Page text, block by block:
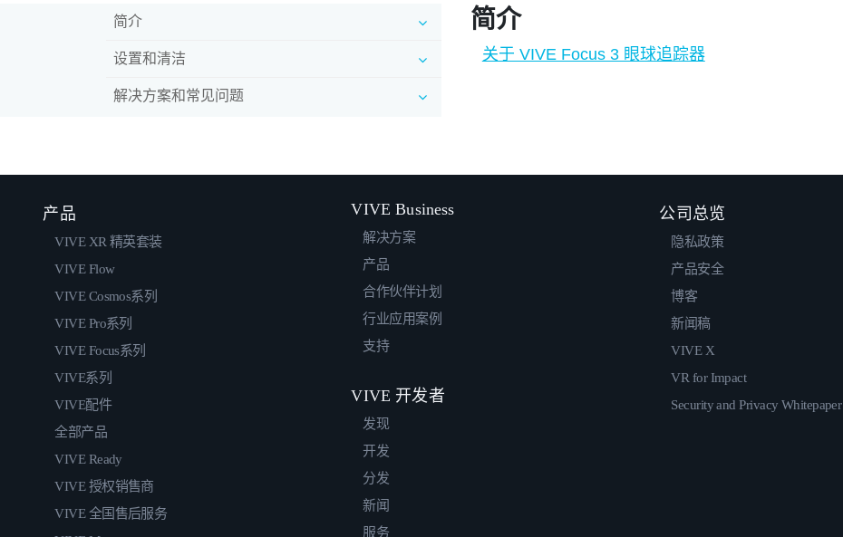
简介
设置和清洁
解决方案和常见问题
简介
关于 VIVE Focus 3 眼球追踪器
产品
VIVE XR 精英套装
VIVE Flow
VIVE Cosmos系列
VIVE Pro系列
VIVE Focus系列
VIVE系列
VIVE配件
全部产品
VIVE Ready
VIVE 授权销售商
VIVE 全国售后服务
VIVE Business
解决方案
产品
合作伙伴计划
行业应用案例
支持
VIVE 开发者
发现
开发
分发
新闻
服务
公司总览
隐私政策
产品安全
博客
新闻稿
VIVE X
VR for Impact
Security and Privacy Whitepaper